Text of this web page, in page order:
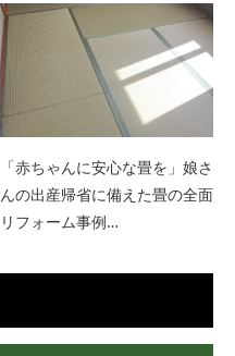
「赤ちゃんに安心な畳を」娘さ
んの出産帰省に備えた畳の全面
リフォーム事例…